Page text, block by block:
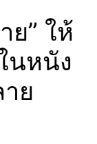
ย” ให้
นหนัง
ย